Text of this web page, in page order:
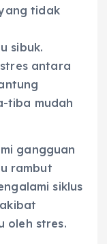
tidak
sibuk.
antara
tiba mudah
gangguan
rambut
siklus
oleh stres.